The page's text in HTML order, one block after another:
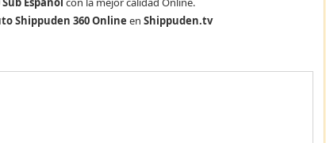
Shippuden 360 Online en Shippuden.tv